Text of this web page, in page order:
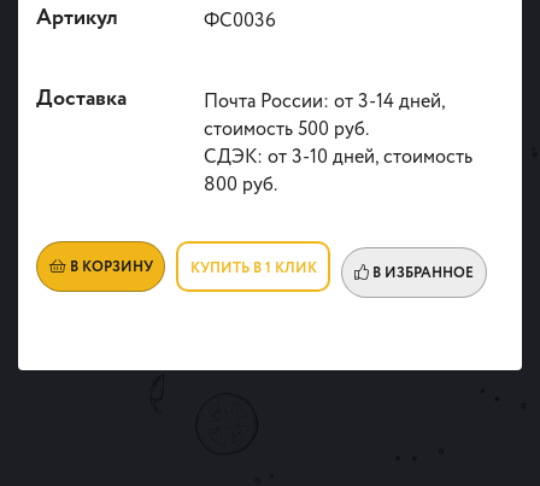
Артикул ФС0036
Доставка
Почта России: от 3-14 дней,
стоимость 500 руб.
СДЭК: от 3-10 дней, стоимость
800 руб.
В КОРЗИНУ КУПИТЬ В 1 КЛИК В ИЗБРАННОЕ